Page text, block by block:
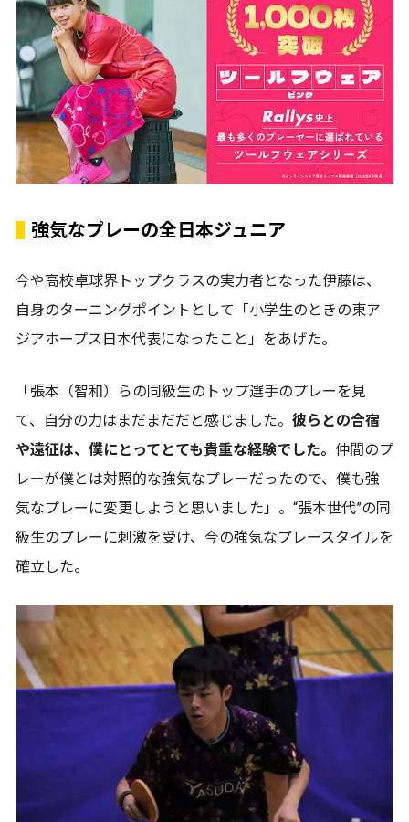
強気なプレーの全日本ジュニア
今や高校卓球界トップクラスの実力者となった伊藤は、
自身のターニングポイントとして「小学生のときの東ア
ジアホープス日本代表になったこと」をあげた。
「張本（智和）らの同級生のトップ選手のプレーを見
て、自分の力はまだまだだと感じました。 彼らとの合宿
や遠征は、僕にとってとても貴重な経験でした。 仲間のプ
レーが僕とは対照的な強気なプレーだったので、僕も強
気なプレーに変更しようと思いました」。“張本世代”の同
級生のプレーに刺激を受け、今の強気なプレースタイルを
確立した。